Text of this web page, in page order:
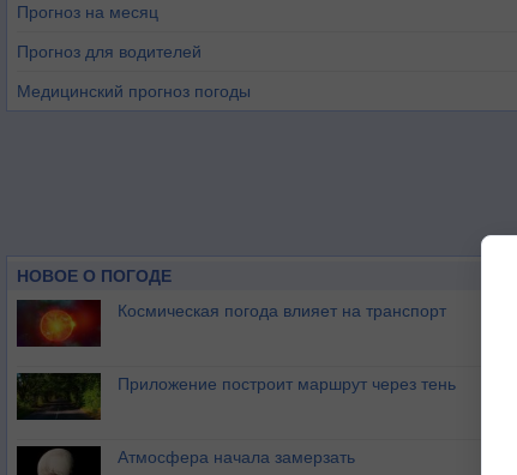
Прогноз на месяц
Прогноз для водителей
Медицинский прогноз погоды
НОВОЕ О ПОГОДЕ
Космическая погода влияет на транспорт
Приложение построит маршрут через тень
Атмосфера начала замерзать